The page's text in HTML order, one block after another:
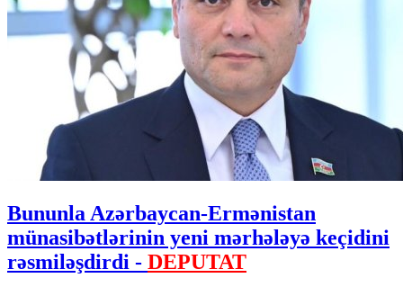
Bununla Azərbaycan-Ermənistan
münasibətlərinin yeni mərhələyə keçidini
rəsmiləşdirdi - DEPUTAT